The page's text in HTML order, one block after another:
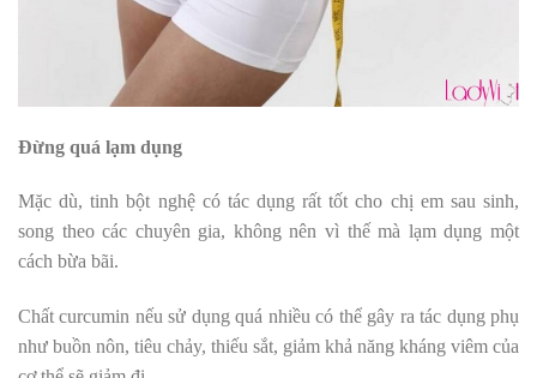
Đừng quá lạm dụng
Mặc dù, tinh bột nghệ có tác dụng rất tốt cho chị em sau sinh,
song theo các chuyên gia, không nên vì thế mà lạm dụng một
cách bừa bãi.
Chất curcumin nếu sử dụng quá nhiều có thể gây ra tác dụng phụ
như buồn nôn, tiêu chảy, thiếu sắt, giảm khả năng kháng viêm của